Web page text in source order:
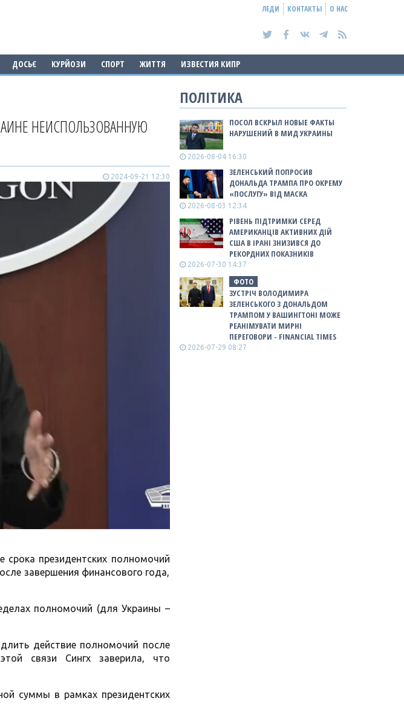
ЛЕДИ КОНТАКТЫ О НАС
ДОСЬЄ КУРЙОЗИ СПОРТ ЖИТТЯ ИЗВЕСТИЯ КИПР
НЕИСПОЛЬЗОВАННУЮ
2024-09-21 12:30
президентских полномочий
завершения финансового года,
полномочий (для Украины –
действие полномочий после
связи Сингх заверила, что
суммы в рамках президентских
ПОЛІТИКА
ПОСОЛ ВСКРЫЛ НОВЫЕ ФАКТЫ
НАРУШЕНИЙ В МИД УКРАИНЫ
2026-08-04 16:30
ЗЕЛЕНСЬКИЙ ПОПРОСИВ
ДОНАЛЬДА ТРАМПА ПРО ОКРЕМУ
«ПОСЛУГУ» ВІД МАСКА
2026-08-03 12:34
РІВЕНЬ ПІДТРИМКИ СЕРЕД
АМЕРИКАНЦІВ АКТИВНИХ ДІЙ
США В ІРАНІ ЗНИЗИВСЯ ДО
РЕКОРДНИХ ПОКАЗНИКІВ
2026-07-30 14:37
ФОТО
ЗУСТРІЧ ВОЛОДИМИРА
ЗЕЛЕНСЬКОГО З ДОНАЛЬДОМ
ТРАМПОМ У ВАШИНГТОНІ МОЖЕ
РЕАНІМУВАТИ МИРНІ
ПЕРЕГОВОРИ - FINANCIAL TIMES
2026-07-29 08:27